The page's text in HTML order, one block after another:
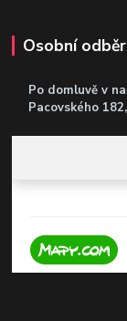
Osobní odběr
Po domluvě v
Pacovského